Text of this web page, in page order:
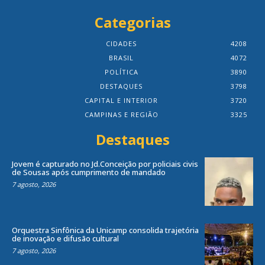
Categorias
CIDADES
4208
BRASIL
4072
POLÍTICA
3890
DESTAQUES
3798
CAPITAL E INTERIOR
3720
CAMPINAS E REGIÃO
3325
Destaques
Jovem é capturado no Jd.Conceição por policiais civis
de Sousas após cumprimento de mandado
7 agosto, 2026
Orquestra Sinfônica da Unicamp consolida trajetória
de inovação e difusão cultural
7 agosto, 2026